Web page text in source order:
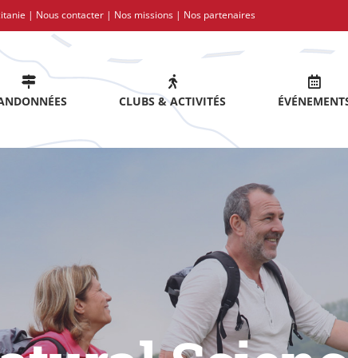
| Nous contacter | Nos missions | Nos partenaires
CLUBS & ACTIVITÉS